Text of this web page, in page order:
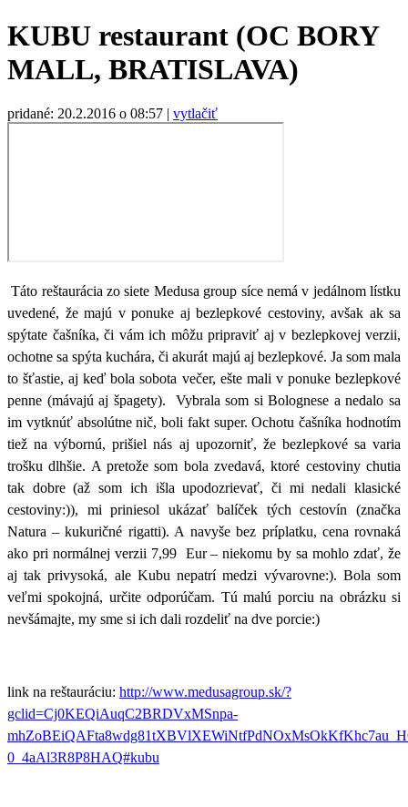
KUBU restaurant (OC BORY
MALL, BRATISLAVA)
pridané: 20.2.2016 o 08:57 | vytlačiť
Táto reštaurácia zo siete Medusa group síce nemá v jedálnom lístku
uvedené, že majú v ponuke aj bezlepkové cestoviny, avšak ak sa
spýtate čašníka, či vám ich môžu pripraviť aj v bezlepkovej verzii,
ochotne sa spýta kuchára, či akurát majú aj bezlepkové. Ja som mala
to šťastie, aj keď bola sobota večer, ešte mali v ponuke bezlepkové
penne (mávajú aj špagety). Vybrala som si Bolognese a nedalo sa
im vytknúť absolútne nič, boli fakt super. Ochotu čašníka hodnotím
tiež na výbornú, prišiel nás aj upozorniť, že bezlepkové sa varia
trošku dlhšie. A pretože som bola zvedavá, ktoré cestoviny chutia
tak dobre (až som ich išla upodozrievať, či mi nedali klasické
cestoviny:)), mi priniesol ukázať balíček tých cestovín (značka
Natura – kukuričné rigatti). A navyše bez príplatku, cena rovnaká
ako pri normálnej verzii 7,99 Eur – niekomu by sa mohlo zdať, že
aj tak privysoká, ale Kubu nepatrí medzi vývarovne:). Bola som
veľmi spokojná, určite odporúčam. Tú malú porciu na obrázku si
nevšámajte, my sme si ich dali rozdeliť na dve porcie:)
link na reštauráciu: http://www.medusagroup.sk/?
gclid=Cj0KEQiAuqC2BRDVxMSnpa-
0_4aAl3R8P8HAQ#kubu